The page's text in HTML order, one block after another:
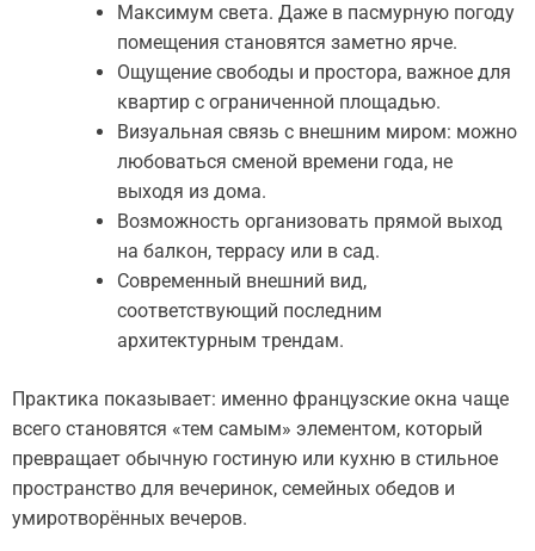
Максимум света. Даже в пасмурную погоду
помещения становятся заметно ярче.
Ощущение свободы и простора, важное для
квартир с ограниченной площадью.
Визуальная связь с внешним миром: можно
любоваться сменой времени года, не
выходя из дома.
Возможность организовать прямой выход
на балкон, террасу или в сад.
Современный внешний вид,
соответствующий последним
архитектурным трендам.
Практика показывает: именно французские окна чаще
всего становятся «тем самым» элементом, который
превращает обычную гостиную или кухню в стильное
пространство для вечеринок, семейных обедов и
умиротворённых вечеров.